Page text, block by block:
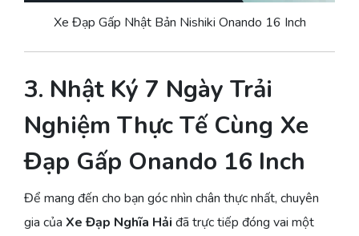
Xe Đạp Gấp Nhật Bản Nishiki Onando 16 Inch
3. Nhật Ký 7 Ngày Trải
Nghiệm Thực Tế Cùng Xe
Đạp Gấp Onando 16 Inch
Để mang đến cho bạn góc nhìn chân thực nhất, chuyên
gia của Xe Đạp Nghĩa Hải đã trực tiếp đóng vai một